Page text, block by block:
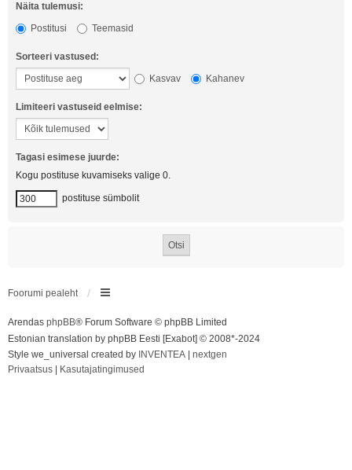
Näita tulemusi:
Postitusi
Teemasid
Sorteeri vastused:
Kasvav
Kahanev
Limiteeri vastuseid eelmise:
Tagasi esimese juurde:
Kogu postituse kuvamiseks valige 0.
postituse sümbolit
Foorumi pealeht
Arendas phpBB® Forum Software © phpBB Limited
Estonian translation by phpBB Eesti [Exabot] © 2008*-2024
Style we_universal created by INVENTEA
nextgen
Privaatsus
Kasutajatingimused